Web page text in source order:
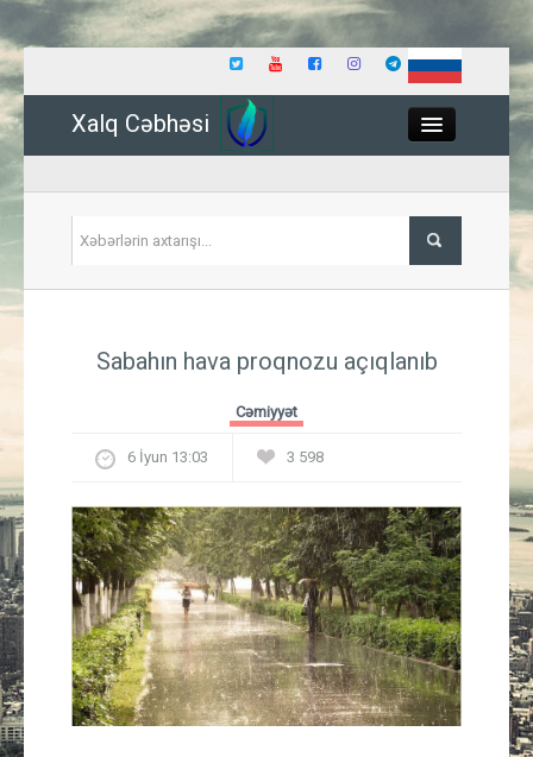
Xalq Cəbhəsi
İqtisadiyyat
Güney Azərbaycan
Mədəniyyət
Müsahibə
Sabahın hava proqnozu açıqlanıb
Cəmiyyət
6 İyun 13:03 3 598